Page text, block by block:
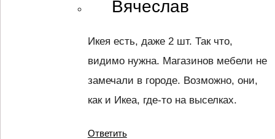
Вячеслав
Икея есть, даже 2 шт. Так что,
видимо нужна. Магазинов мебели не
замечали в городе. Возможно, они,
как и Икеа, где-то на выселках.
Ответить